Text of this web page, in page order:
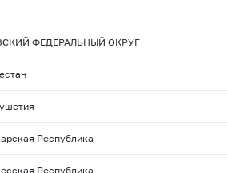
ФЕДЕРАЛЬНЫЙ ОКРУГ
Республика
Республика